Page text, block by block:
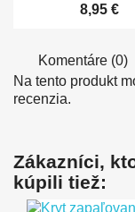
8,95 €
Komentáre (0)
Na tento produkt
recenzia.
Zákazníci,
kúpili tiež: